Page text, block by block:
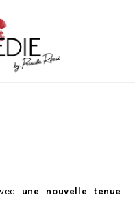
une nouvelle tenue